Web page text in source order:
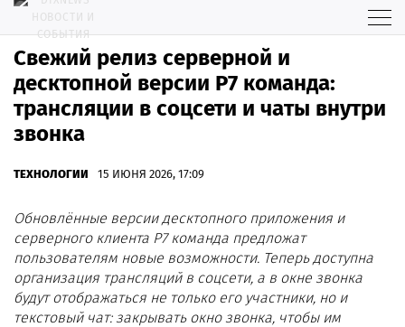
Свежий релиз серверной и
десктопной версии Р7 команда:
трансляции в соцсети и чаты внутри
звонка
ТЕХНОЛОГИИ 15 ИЮНЯ 2026, 17:09
Обновлённые версии десктопного приложения и
серверного клиента Р7 команда предложат
пользователям новые возможности. Теперь доступна
организация трансляций в соцсети, а в окне звонка
будут отображаться не только его участники, но и
текстовый чат: закрывать окно звонка, чтобы им